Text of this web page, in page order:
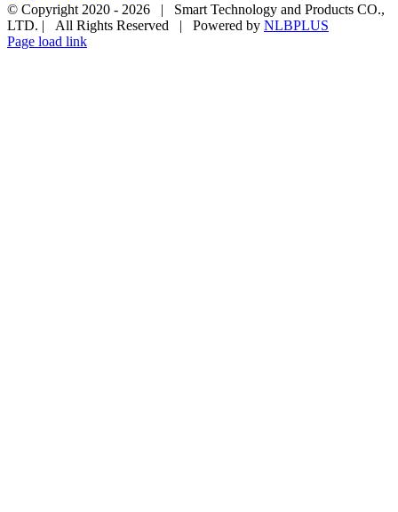
© Copyright 2020 - 2026 | Smart Technology and Products CO.,
LTD. | All Rights Reserved | Powered by NLBPLUS
Page load link